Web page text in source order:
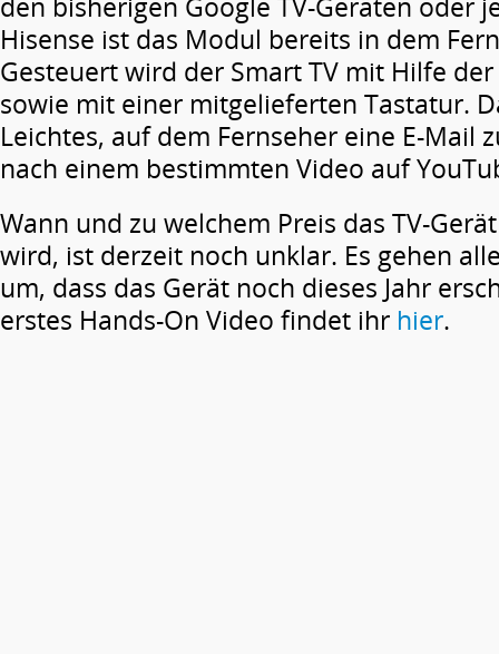
Hisense ist das Modul bereits in dem
Gesteuert wird der Smart TV mit Hilfe
sowie mit einer mitgelieferten Tastatur.
Leichtes, auf dem Fernseher eine E-Mail
nach einem bestimmten Video auf
Wann und zu welchem Preis das TV-
wird, ist derzeit noch unklar. Es gehen
um, dass das Gerät noch dieses Jahr
erstes Hands-On Video findet ihr hier.